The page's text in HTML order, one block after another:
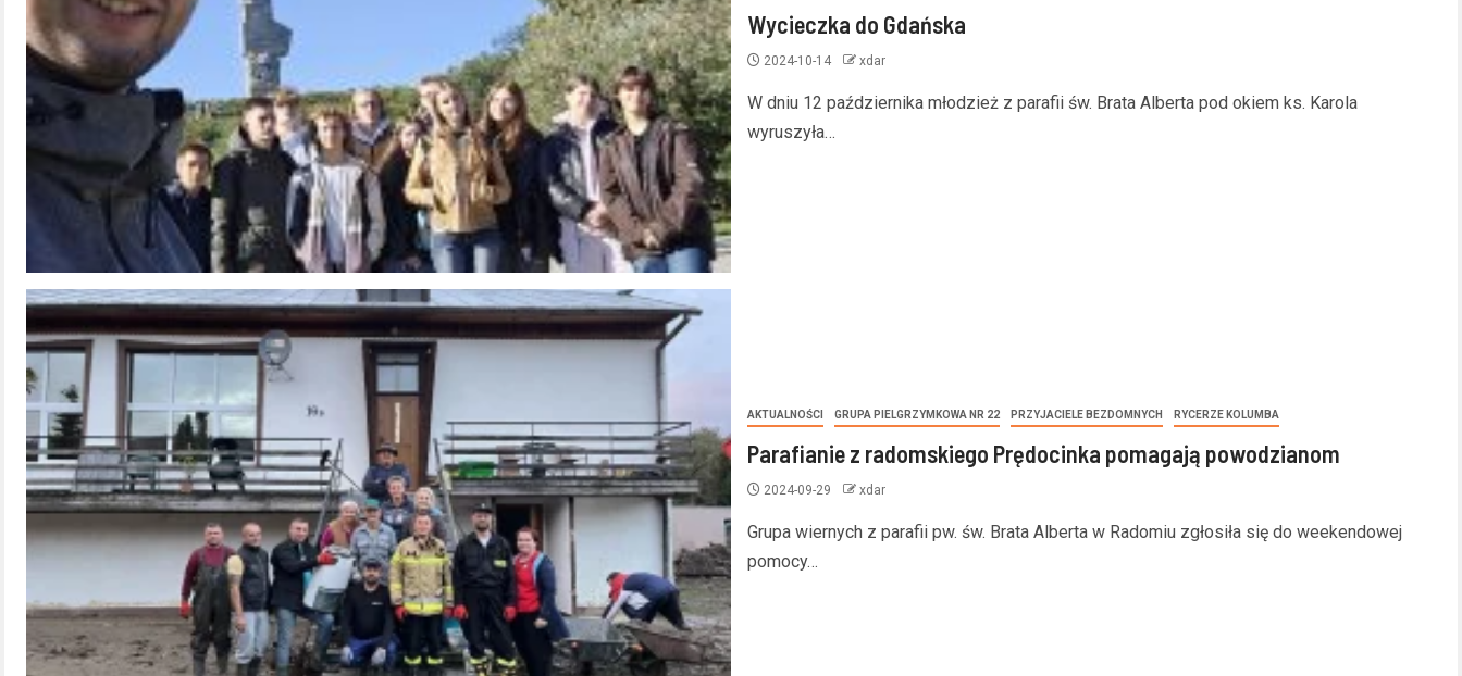
Wycieczka do Gdańska
2024-10-14 xdar
W dniu 12 października młodzież z parafii św. Brata Alberta pod okiem ks. Karola
wyruszyła…
AKTUALNOŚCI GRUPA PIELGRZYMKOWA NR 22 PRZYJACIELE BEZDOMNYCH RYCERZE KOLUMBA
Parafianie z radomskiego Prędocinka pomagają powodzianom
2024-09-29 xdar
Grupa wiernych z parafii pw. św. Brata Alberta w Radomiu zgłosiła się do weekendowej
pomocy…